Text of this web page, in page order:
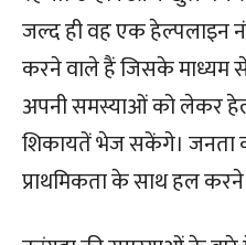
जल्द ही वह एक हेल्पलाइन
करने वाले हैं जिसके माध्यम
अपनी समस्याओं को लेकर
शिकायतें भेज सकेंगे। जनता
प्राथमिकता के साथ हल करने